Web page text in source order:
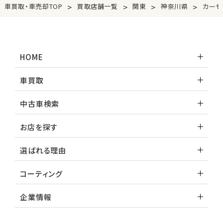
車買取・車売却TOP > 買取店舗一覧 > 関東 > 神奈川県 > カー
HOME
車買取
中古車検索
お店を探す
選ばれる理由
コーティング
企業情報